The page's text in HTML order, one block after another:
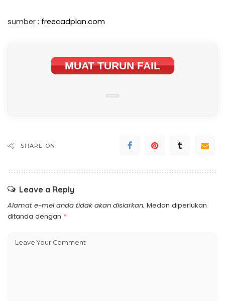
sumber : freecadplan.com
MUAT TURUN FAIL
SHARE ON
Leave a Reply
Alamat e-mel anda tidak akan disiarkan. Medan diperlukan
ditanda dengan *